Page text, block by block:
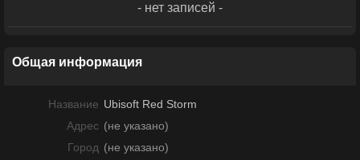
- нет записей -
Общая информация
Название Ubisoft Red Storm
Адрес (не указано)
Город (не указано)